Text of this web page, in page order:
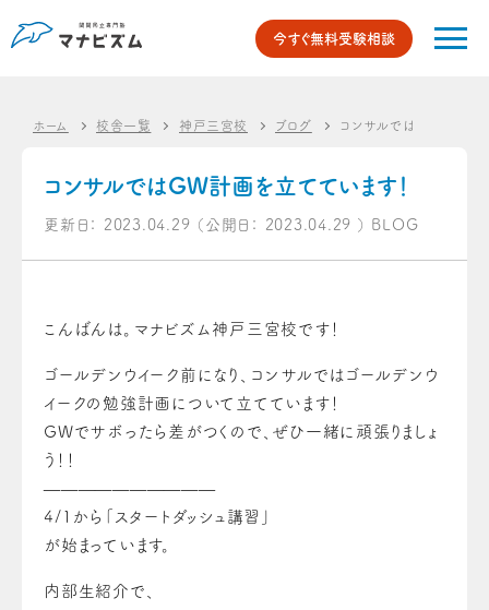
今すぐ無料受験相談
ホーム 校舎一覧 神戸三宮校 ブログ コンサルではGW計画を
コンサルではGW計画を立てています！
更新日： 2023.04.29 （公開日： 2023.04.29 ） BLOG
こんばんは。マナビズム神戸三宮校です！
ゴールデンウイーク前になり、コンサルではゴールデンウ
イークの勉強計画について立てています！
GWでサボったら差がつくので、ぜひ一緒に頑張りましょ
う！！
——————————
4/1から「スタートダッシュ講習」
が始まっています。
内部生紹介で、